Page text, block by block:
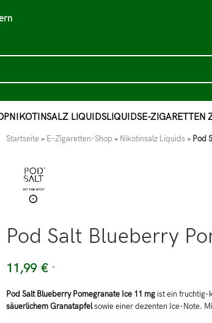
NIKOTINSALZ LIQUIDSLIQUIDSE-ZIGARETTEN
Startseite » E-Zigaretten-Shop » Nikotinsalz Liquids » Pod
Pod Salt Blueberry
11,99 € *
Pod Salt Blueberry Pomegranate Ice 11 mg ist ein fruchtig-
säuerlichem Granatapfelsowie einer dezenten Ice-Note.